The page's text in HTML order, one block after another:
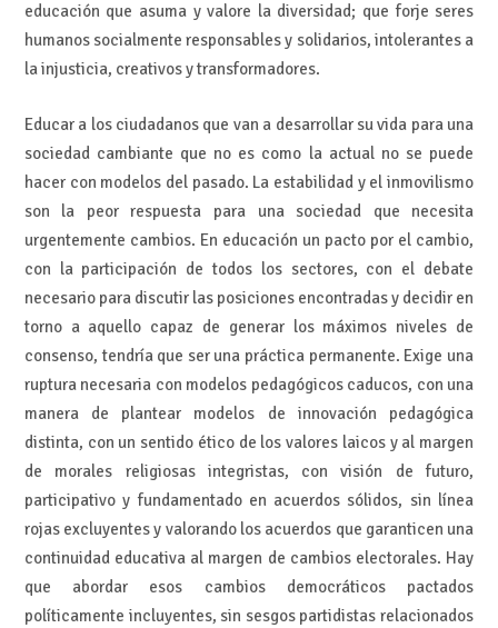
educación que asuma y valore la diversidad; que forje seres
humanos socialmente responsables y solidarios, intolerantes a
la injusticia, creativos y transformadores.
Educar a los ciudadanos que van a desarrollar su vida para una
sociedad cambiante que no es como la actual no se puede
hacer con modelos del pasado. La estabilidad y el inmovilismo
son la peor respuesta para una sociedad que necesita
urgentemente cambios. En educación un pacto por el cambio,
con la participación de todos los sectores, con el debate
necesario para discutir las posiciones encontradas y decidir en
torno a aquello capaz de generar los máximos niveles de
consenso, tendría que ser una práctica permanente. Exige una
ruptura necesaria con modelos pedagógicos caducos, con una
manera de plantear modelos de innovación pedagógica
distinta, con un sentido ético de los valores laicos y al margen
de morales religiosas integristas, con visión de futuro,
participativo y fundamentado en acuerdos sólidos, sin línea
rojas excluyentes y valorando los acuerdos que garanticen una
continuidad educativa al margen de cambios electorales. Hay
que abordar esos cambios democráticos pactados
políticamente incluyentes, sin sesgos partidistas relacionados